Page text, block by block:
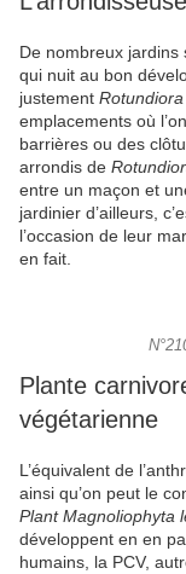
De nombreux jardins
qui nuit au bon
justement
emplacements où
barrières ou des
arrondis de
entre un maçon et
jardinier d’ailleurs,
l’occasion de leur
en fait.
Plante
végétarienne
L’équivalent de
ainsi qu’on peut le
Plant Magnoliophyta
développent en en
humains, la PCV,